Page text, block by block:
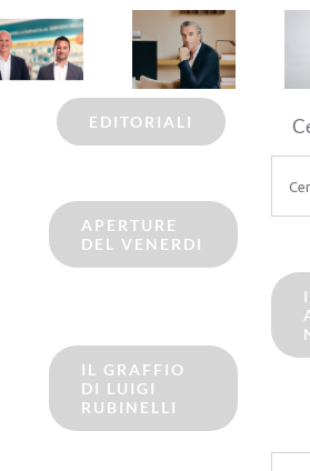
un bond
da 18
milioni
per
primo
semestre
2026:
ricavi a
2,35
miliardi
di euro
EDITORIALI
APERTURE
DEL VENERDI
IL GRAFFIO
DI LUIGI
RUBINELLI
per: